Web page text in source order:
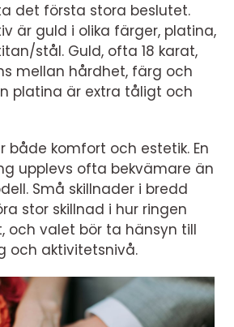
det första stora beslutet.
är guld i olika färger, platina,
stål. Guld, ofta 18 karat,
mellan hårdhet, färg och
platina är extra tåligt och
både komfort och estetik. En
upplevs ofta bekvämare än
Små skillnader i bredd
stor skillnad i hur ringen
och valet bör ta hänsyn till
och aktivitetsnivå.